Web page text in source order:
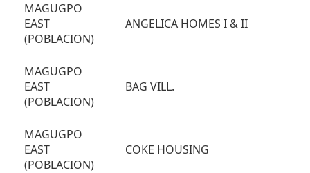
MAGUGPO
EAST
(POBLACION)
ANGELICA HOMES I & II
MAGUGPO
EAST
(POBLACION)
BAG VILL.
MAGUGPO
EAST
(POBLACION)
COKE HOUSING